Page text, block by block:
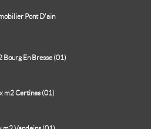
Pont D'ain
Bourg En Bresse (01)
m2 Certines (01)